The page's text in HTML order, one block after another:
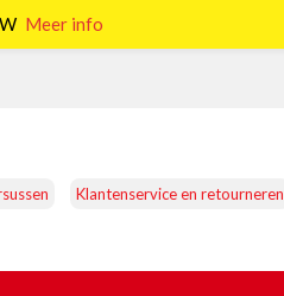
Klantenservice en retourneren
Meer info